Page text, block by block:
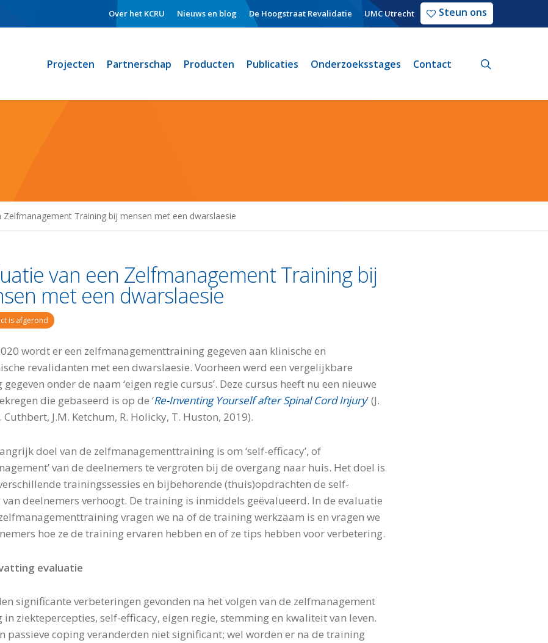
Over het KCRU Nieuws en blog De Hoogstraat Revalidatie UMC Utrecht Steun ons
Projecten Partnerschap Producten Publicaties Onderzoeksstages Contact
Zelfmanagement Training bij mensen met een dwarslaesie
van een Zelfmanagement Training bij
met een dwarslaesie
is afgerond
wordt er een zelfmanagementtraining gegeven aan klinische en
revalidanten met een dwarslaesie. Voorheen werd een vergelijkbare
onder de naam ‘eigen regie cursus’. Deze cursus heeft nu een nieuwe
die gebaseerd is op de ‘Re-Inventing Yourself after Spinal Cord Injury’ (J.
Cuthbert, J.M. Ketchum, R. Holicky, T. Huston, 2019).
doel van de zelfmanagementtraining is om ‘self-efficacy’, of
van de deelnemers te vergroten bij de overgang naar huis. Het doel is
trainingssessies en bijbehorende (thuis)opdrachten de self-
van deelnemers verhoogt. De training is inmiddels geëvalueerd. In de evaluatie
vragen we na of de training werkzaam is en vragen we
hoe ze de training ervaren hebben en of ze tips hebben voor verbetering.
evaluatie
significante verbeteringen gevonden na het volgen van de zelfmanagement
ziektepercepties, self-efficacy, eigen regie, stemming en kwaliteit van leven.
passieve coping veranderden niet significant; wel worden er na de training